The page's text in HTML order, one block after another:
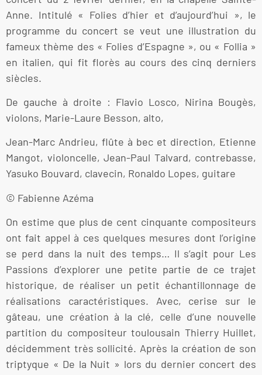
Anne. Intitulé « Folies d’hier et d’aujourd’hui », le
programme du concert se veut une illustration du
fameux thème des « Folies d’Espagne », ou « Follia »
en italien, qui fit florès au cours des cinq derniers
siècles.
De gauche à droite : Flavio Losco, Nirina Bougès,
violons, Marie-Laure Besson, alto,
Jean-Marc Andrieu, flûte à bec et direction, Etienne
Mangot, violoncelle, Jean-Paul Talvard, contrebasse,
Yasuko Bouvard, clavecin, Ronaldo Lopes, guitare
© Fabienne Azéma
On estime que plus de cent cinquante compositeurs
ont fait appel à ces quelques mesures dont l’origine
se perd dans la nuit des temps… Il s’agit pour Les
Passions d’explorer une petite partie de ce trajet
historique, de réaliser un petit échantillonnage de
réalisations caractéristiques. Avec, cerise sur le
gâteau, une création à la clé, celle d’une nouvelle
partition du compositeur toulousain Thierry Huillet,
décidemment très sollicité. Après la création de son
triptyque « De la Nuit » lors du dernier concert des